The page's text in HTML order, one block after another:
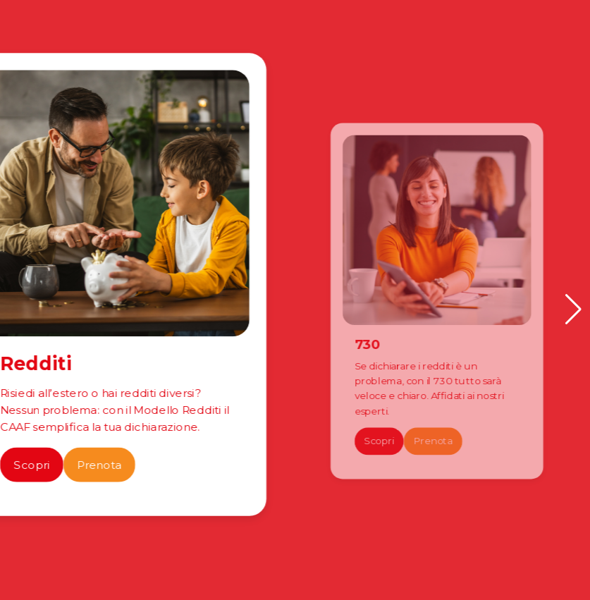
Redditi
Risiedi all’estero o hai redditi diversi?
Nessun problema: con il Modello Redditi il
CAAF semplifica la tua dichiarazione.
Scopri Prenota
730
Se dichiarare i redditi è un
problema, con il 730 tutto sarà
veloce e chiaro. Affidati ai nostri
esperti.
Scopri Prenota